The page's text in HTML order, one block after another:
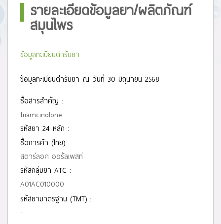
รายละเอียดข้อมูลยา/ผลิตภัณฑ์
สมุนไพร
ข้อมูลทะเบียนตำรับยา
ข้อมูลทะเบียนตำรับยา ณ วันที่ 30 มิถุนายน 2568
ชื่อสารสำคัญ :
triamcinolone
รหัสยา 24 หลัก :
ชื่อการค้า (ไทย) :
สตาร์ลอค ออรัลเพสท์
รหัสกลุ่มยา ATC :
A01AC010000
รหัสยามาตรฐาน (TMT) :
-